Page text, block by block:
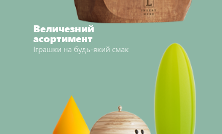
Величезний
асортимент
Іграшки на будь-який смак